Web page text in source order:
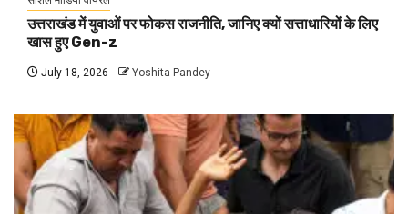
उत्तराखंड में युवाओं पर फोकस राजनीति, जानिए क्यों सत्ताधारियों के लिए
खास हुए Gen-z
July 18, 2026 Yoshita Pandey